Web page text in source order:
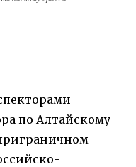
по Алтайскому